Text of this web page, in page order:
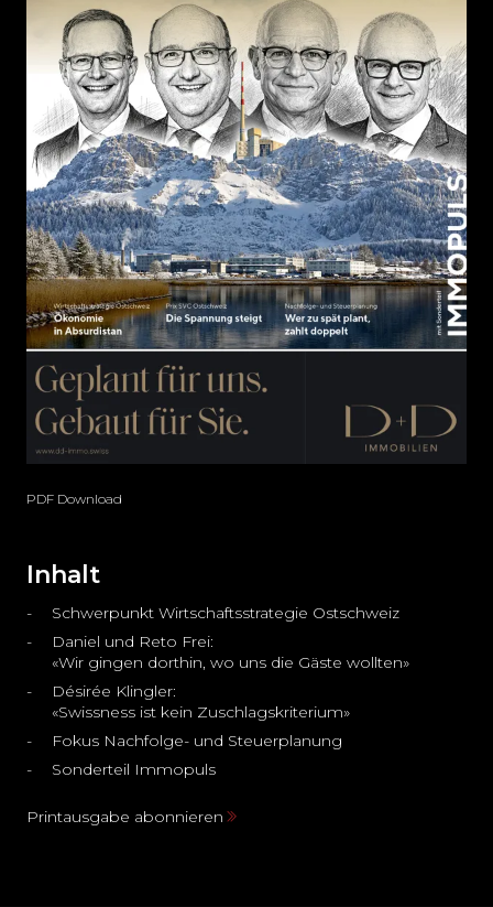
PDF Download
Inhalt
Schwerpunkt Wirtschaftsstrategie Ostschweiz
Daniel und Reto Frei:
«Wir gingen dorthin, wo uns die Gäste wollten»
Désirée Klingler:
«Swissness ist kein Zuschlagskriterium»
Fokus Nachfolge- und Steuerplanung
Sonderteil Immopuls
Printausgabe abonnieren